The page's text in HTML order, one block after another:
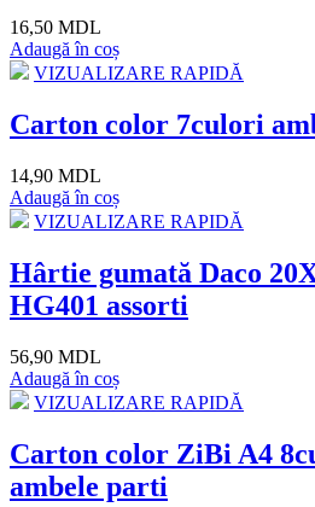
16,50 MDL
Adaugă în coș
VIZUALIZARE RAPIDĂ
Carton color 7culori
14,90 MDL
Adaugă în coș
VIZUALIZARE RAPIDĂ
Hârtie gumată Daco
HG401 assorti
56,90 MDL
Adaugă în coș
VIZUALIZARE RAPIDĂ
Carton color ZiBi A4
ambele parti